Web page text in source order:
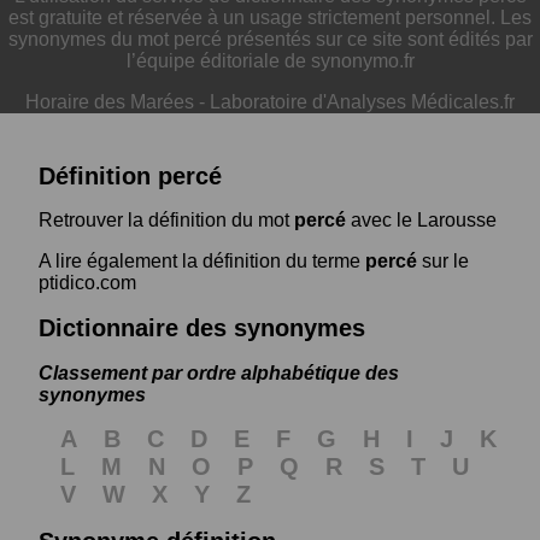
est gratuite et réservée à un usage strictement personnel. Les
synonymes du mot percé présentés sur ce site sont édités par
l’équipe éditoriale de synonymo.fr
Horaire des Marées - Laboratoire d'Analyses Médicales.fr
Définition percé
Retrouver la définition du mot percé avec le Larousse
A lire également la définition du terme percé sur le
ptidico.com
Dictionnaire des synonymes
Classement par ordre alphabétique des
synonymes
A B C D E F G H I J
K
L
M N O P Q R S T
U
V
W X Y
Z